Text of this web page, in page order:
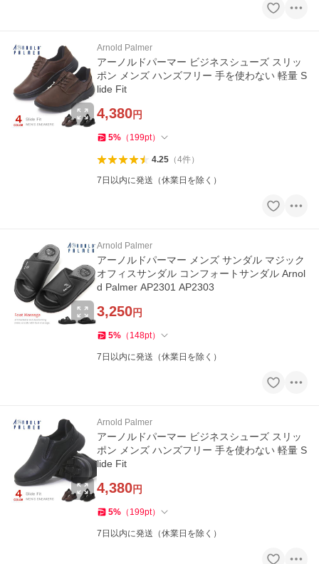
Arnold Palmer
アーノルドパーマー ビジネスシューズ スリッ
ポン メンズ ハンズフリー 手を使わない 軽量 S
lide Fit
4,380円
5% （ 199pt）
4.25（4件）
7日以内に発送（休業日を除く）
Arnold Palmer
アーノルドパーマー メンズ サンダル マジック
オフィスサンダル コンフォートサンダル Arnol
d Palmer AP2301 AP2303
3,250円
5% （ 148pt）
7日以内に発送（休業日を除く）
Arnold Palmer
アーノルドパーマー ビジネスシューズ スリッ
ポン メンズ ハンズフリー 手を使わない 軽量 S
lide Fit
4,380円
5% （ 199pt）
7日以内に発送（休業日を除く）